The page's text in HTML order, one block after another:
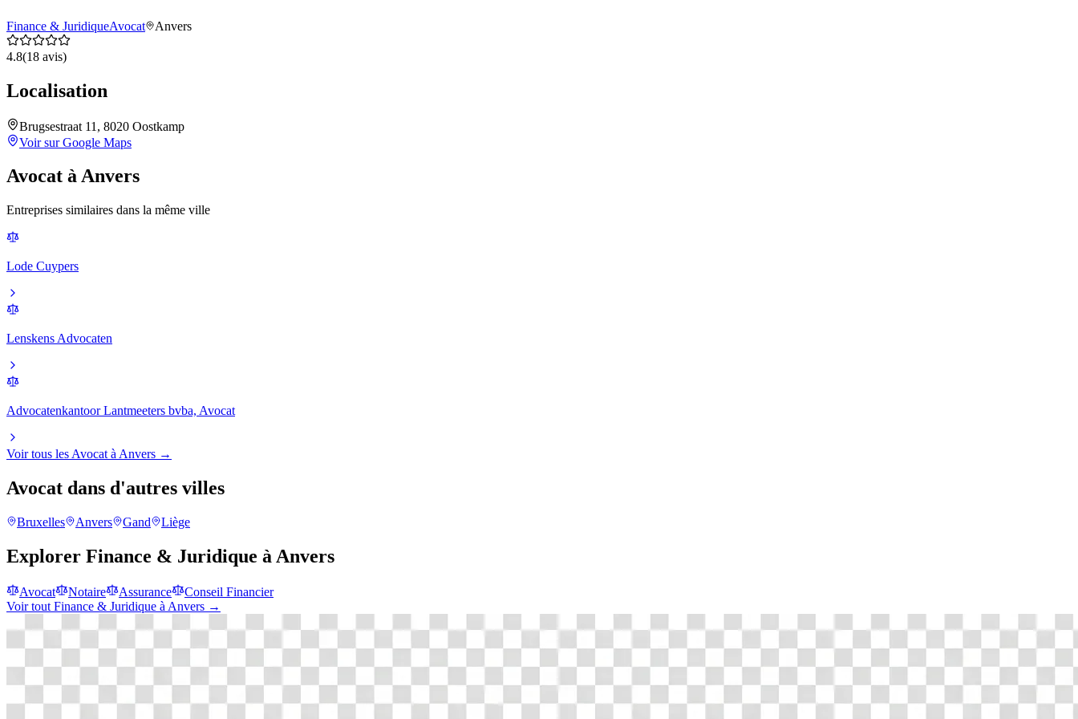
Finance & JuridiqueAvocat Anvers
4.8(18 avis)
Localisation
Brugsestraat 11, 8020 Oostkamp
Voir sur Google Maps
Avocat àAnvers
Entreprises similaires dans la même ville
Lode Cuypers
Lenskens Advocaten
Advocatenkantoor Lantmeeters bvba, Avocat
Voir tous les Avocat à Anvers →
Avocat dans d'autres villes
Bruxelles Anvers Gand Liège
Explorer Finance & Juridique à Anvers
Avocat Notaire Assurance
Conseil Financier
Voir tout Finance & Juridique à Anvers →